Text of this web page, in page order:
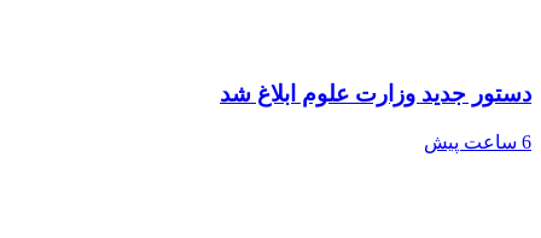
دستور جدید وزارت علوم ابلاغ شد
6 ساعت پیش